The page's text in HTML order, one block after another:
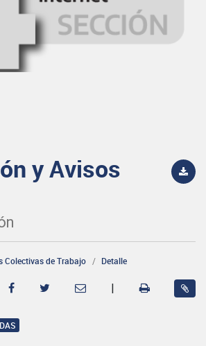
y Avisos
Colectivas de Trabajo Detalle
|